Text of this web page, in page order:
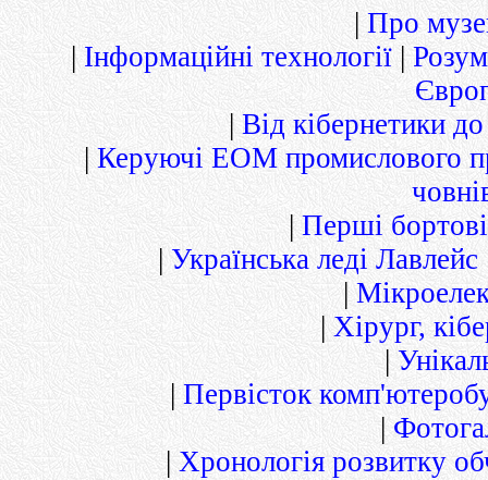
| Про
| Інформаційні технології|
| Від кібернетики
| Керуючі ЕОМ промислового
| Перші
| Українська леді Лавлейс
|
| Хірург,
|
| Первісток
|
| Хронологія розвитку